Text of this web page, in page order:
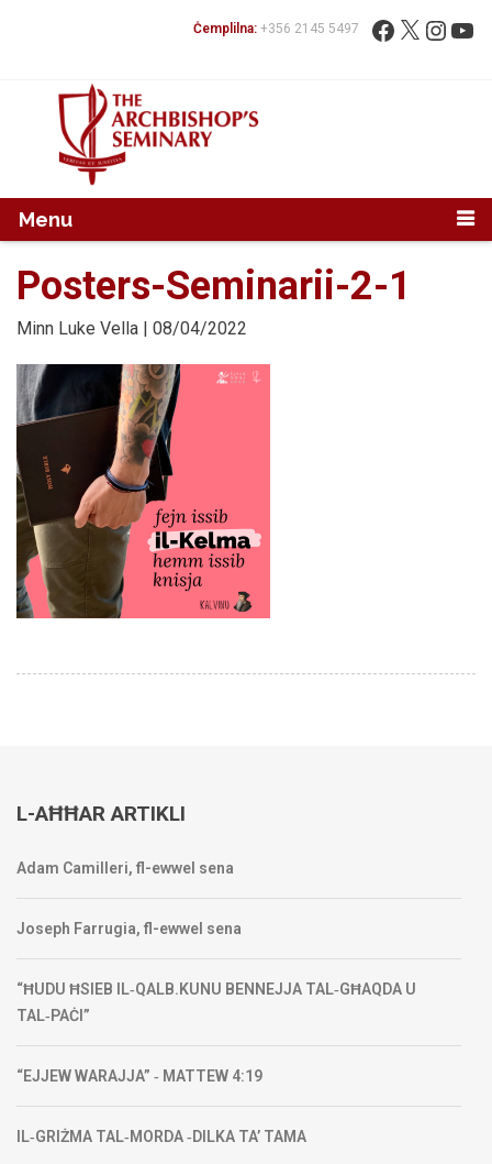
Fittex: Facebook
X
Ċemplilna: +356 2145 5497
Menu
Posters-Seminarii-2-1
Minn Luke Vella | 08/04/2022
L-AĦĦAR ARTIKLI
Adam Camilleri, fl-ewwel sena
Joseph Farrugia, fl-ewwel sena
“ĦUDU ĦSIEB IL‑QALB.KUNU BENNEJJA TAL‑GĦAQDA U
TAL‑PAĊI”
“EJJEW WARAJJA” ‑ MATTEW 4:19
IL‑GRIŻMA TAL‑MORDA ‑DILKA TA’ TAMA